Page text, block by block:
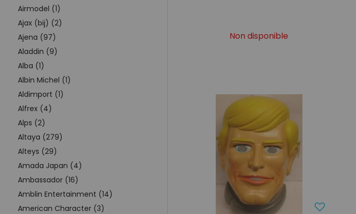
Airmodel (1)
Ajax (bij) (2)
Ajena (97)
Aladdin (9)
Alba (1)
Albin Michel (1)
Aldimport (1)
Alfrex (4)
Alps (2)
Altaya (279)
Alteys (29)
Amada Japan (4)
Ambassador (16)
Amblin Entertainment (14)
American Character (3)
Non disponible